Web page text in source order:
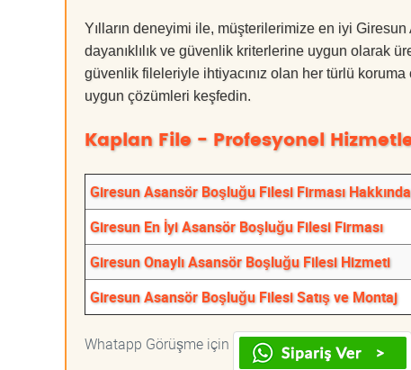
Yılların deneyimi ile, müşterilerimize en iyi
dayanıklılık ve güvenlik kriterlerine uygun olarak
güvenlik fileleriyle ihtiyacınız olan her türlü
uygun çözümleri keşfedin.
Kaplan File - Profesyonel
Giresun Asansör Boşluğu Filesi Firması Hakkında
Giresun En İyi Asansör Boşluğu Filesi Firması
Giresun Onaylı Asansör Boşluğu Filesi Hizmeti
Giresun Asansör Boşluğu Filesi Satış ve Montaj
Whatapp Görüşme için